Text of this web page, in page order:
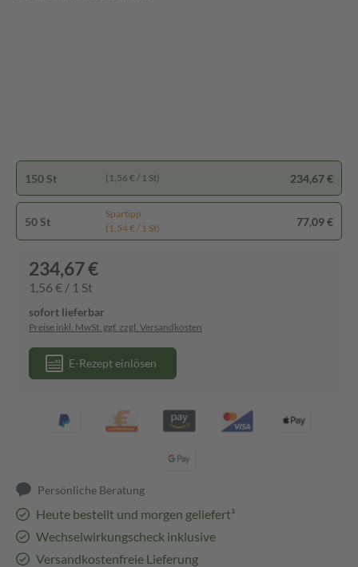
150 St (1,56 € / 1 St) 234,67 €
50 St
Spartipp
(1,54 € / 1 St)
77,09 €
234,67 €
1,56 € / 1 St
sofort lieferbar
Preise inkl. MwSt. ggf. zzgl. Versandkosten
E-Rezept einlösen
Persönliche Beratung
Heute bestellt und morgen geliefert³
Wechselwirkungscheck inklusive
Versandkostenfreie Lieferung